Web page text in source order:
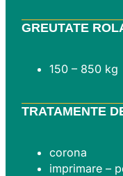
GREUTATE
150 – 850 kg
TRATAMENTE
corona
imprimare –